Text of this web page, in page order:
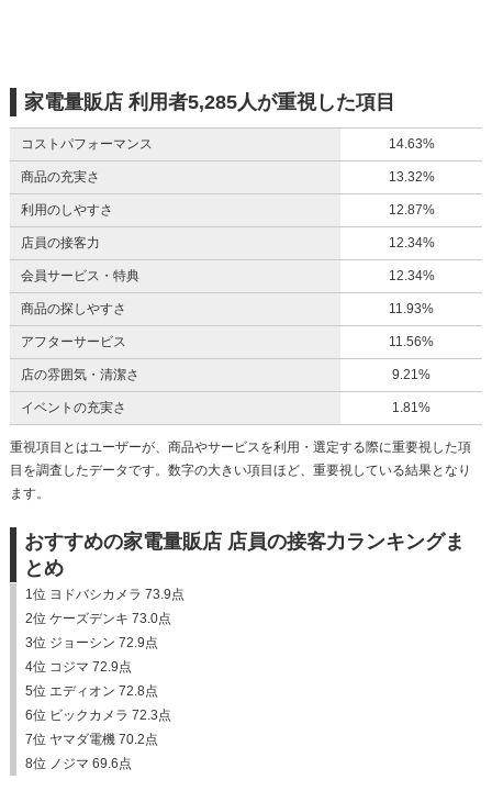
家電量販店 利用者5,285人が重視した項目
コストパフォーマンス 14.63%
商品の充実さ 13.32%
利用のしやすさ 12.87%
店員の接客力 12.34%
会員サービス・特典 12.34%
商品の探しやすさ 11.93%
アフターサービス 11.56%
店の雰囲気・清潔さ 9.21%
イベントの充実さ 1.81%
重視項目とはユーザーが、商品やサービスを利用・選定する際に重要視した項
目を調査したデータです。数字の大きい項目ほど、重要視している結果となり
ます。
おすすめの家電量販店 店員の接客力ランキングま
とめ
1位 ヨドバシカメラ 73.9点
2位 ケーズデンキ 73.0点
3位 ジョーシン 72.9点
4位 コジマ 72.9点
5位 エディオン 72.8点
6位 ビックカメラ 72.3点
7位 ヤマダ電機 70.2点
8位 ノジマ 69.6点